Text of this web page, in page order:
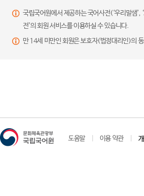
국립국어원에서 제공하는 국어사전(‘우리말샘
전’의 회원 서비스를 이용하실 수 있습니다.
만 14세 미만인 회원은 보호자(법정대리인)의
도움말 이용 약관